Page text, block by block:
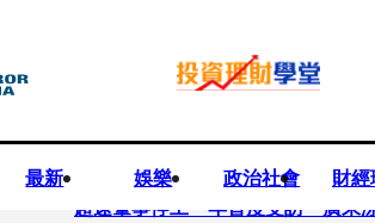
最新 娛樂 政治社會 財
快訊
超速肇事停工一年首度受訪 廣末